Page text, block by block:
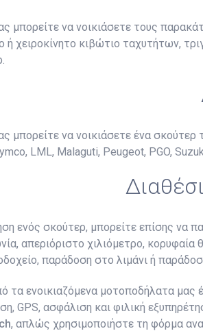
μπορείτε να νοικιάσετε τους
χειροκίνητο κιβώτιο ταχυτήτων,
μπορείτε να νοικιάσετε ένα
LML, Malaguti, Peugeot, PGO,
ενός σκούτερ, μπορείτε επίσης να
απεριόριστο χιλιόμετρο,
παράδοση στο λιμάνι ή
τα ενοικιαζόμενα μοτοποδήλατα μας
GPS, ασφάλιση και φιλική
, απλώς χρησιμοποιήστε τη φόρμα